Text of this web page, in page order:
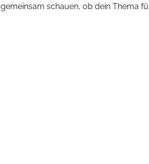
gemeinsam schauen, ob dein Thema